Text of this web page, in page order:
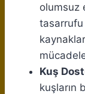
olumsuz
Kuş
kuşların